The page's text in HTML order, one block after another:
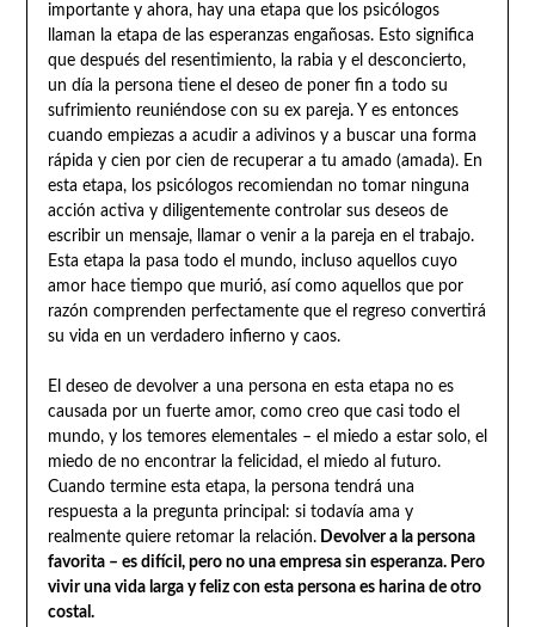
importante y ahora, hay una etapa que los psicólogos
llaman la etapa de las esperanzas engañosas. Esto significa
que después del resentimiento, la rabia y el desconcierto,
un día la persona tiene el deseo de poner fin a todo su
sufrimiento reuniéndose con su ex pareja. Y es entonces
cuando empiezas a acudir a adivinos y a buscar una forma
rápida y cien por cien de recuperar a tu amado (amada). En
esta etapa, los psicólogos recomiendan no tomar ninguna
acción activa y diligentemente controlar sus deseos de
escribir un mensaje, llamar o venir a la pareja en el trabajo.
Esta etapa la pasa todo el mundo, incluso aquellos cuyo
amor hace tiempo que murió, así como aquellos que por
razón comprenden perfectamente que el regreso convertirá
su vida en un verdadero infierno y caos.
El deseo de devolver a una persona en esta etapa no es
causada por un fuerte amor, como creo que casi todo el
mundo, y los temores elementales – el miedo a estar solo, el
miedo de no encontrar la felicidad, el miedo al futuro.
Cuando termine esta etapa, la persona tendrá una
respuesta a la pregunta principal: si todavía ama y
realmente quiere retomar la relación.Devolver a la persona
favorita – es difícil, pero no una empresa sin esperanza. Pero
vivir una vida larga y feliz con esta persona es harina de otro
costal.